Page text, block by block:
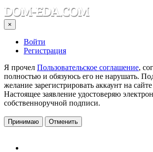
×
Войти
Регистрация
Я прочел Пользовательское соглашение,
полностью и обязуюсь его не нарушать.
желание зарегистрировать аккаунт на
Настоящее заявление удостоверяю
собственноручной подписи.
Принимаю Отменить